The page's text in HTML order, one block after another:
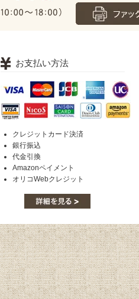
お支払い方法
クレジットカード決済
銀行振込
代金引換
Amazonペイメント
オリコWebクレジット